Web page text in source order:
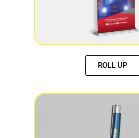
ROLL UP